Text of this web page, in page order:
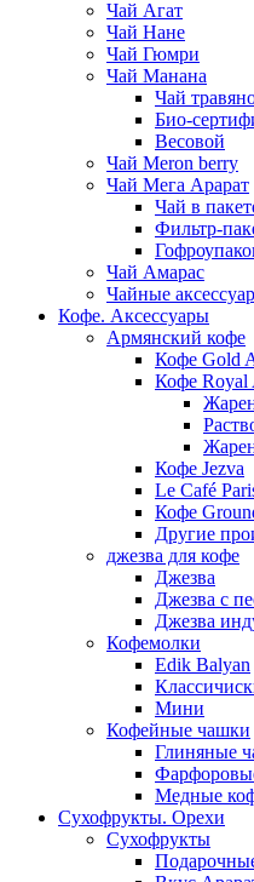
Чай Агат
Чай Нане
Чай Гюмри
Чай Манана
Чай
Био-
Весовой
Чай Meron berry
Чай Мега Арарат
Чай в
Фильтр-
Чай Амарас
Чайные
Кофе. Аксессуары
Армянский кофе
Кофе Gold
Кофе Royal
Кофе Jezva
Le Café
Кофе
Другие
джезва для кофе
Джезва
Джезва с
Джезва
Кофемолки
Edik Balyan
Мини
Кофейные чашки
Глиняные
Медные
Сухофрукты. Орехи
Сухофрукты